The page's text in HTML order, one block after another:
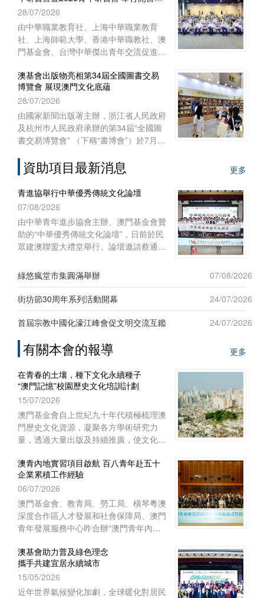
澳門特別行政區聯絡辦公室宣傳文體部、
經濟部和澳門基金會作為澳門協辦單位，
一共組織了45位澳門代表前往內蒙古自
治區出席活動。
式
28/07/2026
由中華職業教育社、上海中華職業教育
社、上海師範大學、香港中華職教社、澳
門基金會、台灣中華傑出青年交流促進會
國教科文組織教師教育中心協辦之“青年
匯‧文化緣‧中華情——第十五屆台灣青年
研習營暨2026青年研習營”開營儀式於
2026年7月28日上午在上海聯合國教科文
組織教師教育中心舉行。來自台灣、香
港、澳門29所院校的60多名師生，和上
為期七天的文化交流與研習體驗之旅。
澳基會出版物亮相第34屆全國圖書交易
博覽會 展現澳門文化底蘊
28/07/2026
由國家新聞出版署主辦，浙江省人民政府
及杭州巿人民政府承辦的第34屆“全國圖
書交易博覽會” （下稱“書博會”）於7月
利舉行。澳門基金會作為澳門出版界代表
再度參展，攜近年出版的多領域精品圖書
亮相，向內地及各地讀者展現澳門豐富的
出版成果與文化底蘊。
資助項目最新消息
更多
青進協舉行中華優秀傳統文化論壇
07/08/2026
由中華青年進步協會主辦、澳門基金會贊
助的“中華優秀傳統文化論壇”，日前於民
眾建澳聯盟大禮堂舉行。論壇邀請蔡通中
新發展”為題，吸引六十名來自台灣地區
及澳門本地青年踴躍參與，現場互動熱
烈。
綠悠瘋堂市集圓滿舉辦
07/08/2026
街坊節30周年系列活動開幕
24/07/2026
首屆宗教中國化濠江峰會促文明交流互鑑
24/07/2026
有關本會的報導
更多
在青春的土壤，種下文化永續種子
“澳門記憶”校園歷史文化培訓計劃
15/07/2026
澳門基金會自上世紀九十年代積極梳理澳
門歷史文化資源，凝聚各方學術研究力
量，透過大量出版及持續推廣，使文化保
文化保育的關注。
澳青內地實習項目啟航 百八青年赴五十
企業累積工作經驗
06/07/2026
澳門基金會、教青局、勞工局、橫琴粵澳
深度合作區人才發展和社會保障局、澳門
青年發展服務中心昨合辦“澳門青年內地
訓”。
澳基會助力普及綠色理念
攜手共建宜居永續城市
15/05/2026
近年世界氣候變化加劇，全球暖化對居民